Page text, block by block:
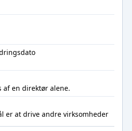
af en direktør alene.
er at drive andre virksomheder